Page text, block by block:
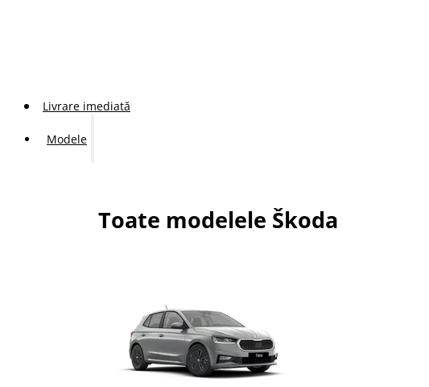
Livrare imediată
Modele
Toate modelele Škoda